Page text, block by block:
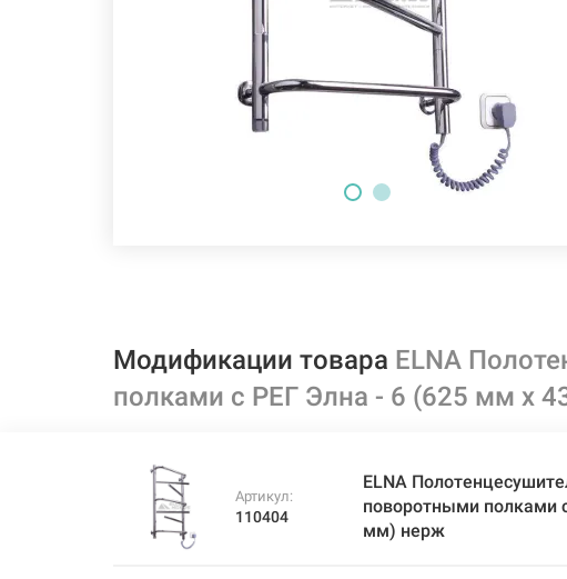
Модификации товара ELNA
полками с РЕГ Элна - 6 (625 мм х
Артикул:
110404
ELNA
поворотными полками
мм) нерж